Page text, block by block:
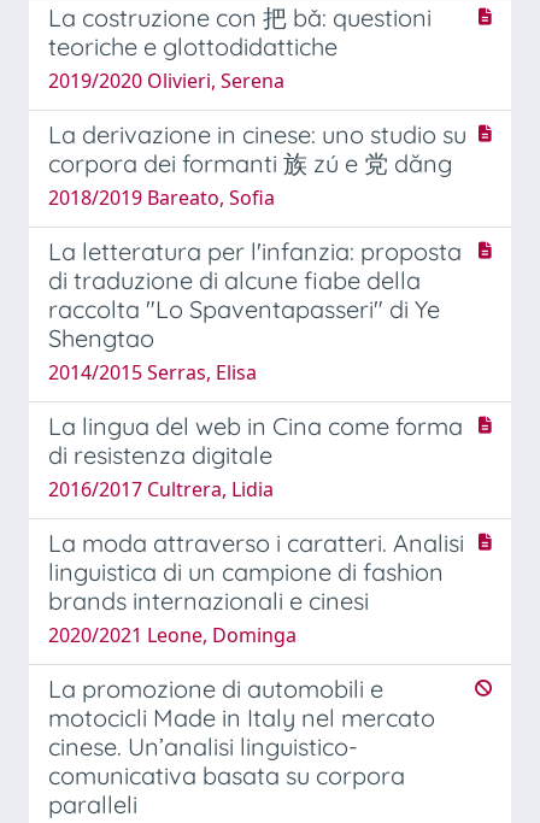
La costruzione con 把 bǎ: questioni
teoriche e glottodidattiche
2019/2020 Olivieri, Serena
La derivazione in cinese: uno studio su
corpora dei formanti 族 zú e 党 dăng
2018/2019 Bareato, Sofia
La letteratura per l'infanzia: proposta
di traduzione di alcune fiabe della
raccolta "Lo Spaventapasseri" di Ye
Shengtao
2014/2015 Serras, Elisa
La lingua del web in Cina come forma
di resistenza digitale
2016/2017 Cultrera, Lidia
La moda attraverso i caratteri. Analisi
linguistica di un campione di fashion
brands internazionali e cinesi
2020/2021 Leone, Dominga
La promozione di automobili e
motocicli Made in Italy nel mercato
cinese. Un’analisi linguistico-
comunicativa basata su corpora
paralleli